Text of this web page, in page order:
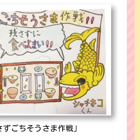
ずごちそうさま作戦」